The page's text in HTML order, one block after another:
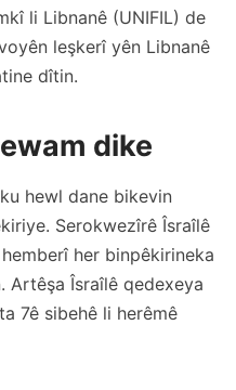
li Libnanê (UNIFIL) de
leşkerî yên Libnanê
dîtin.
dike
hewl dane bikevin
Serokwezîrê Îsraîlê
her binpêkirineka
Artêşa Îsraîlê qedexeya
7ê sibehê li herêmê